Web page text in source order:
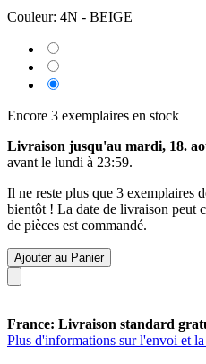
Couleur: 4N - BEIGE
Encore 3 exemplaires en stock
Livraison jusqu'au mardi, 18.
avant le lundi à 23:59.
Il ne reste plus que 3 exemplaires
bientôt ! La date de livraison peut
de pièces est commandé.
Ajouter au Panier
France: Livraison standard
Plus d'informations sur l'envoi et